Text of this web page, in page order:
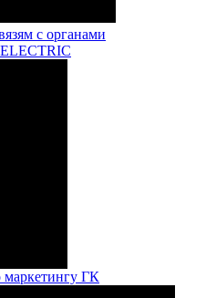
с органами
ELECTRIC
маркетингу ГК